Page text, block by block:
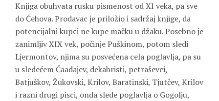
Knjiga obuhvata rusku pismenost od XI veka, pa sve
do Čehova. Prodavac je priložio i sadržaj knjige, da
potencijalni kupci ne kupe mačku u džaku. Posebno je
zanimljiv XIX vek, počinje Puškinom, potom sledi
Ljermontov, njima su posvećena cela poglavlja, pa su
u sledećem Čaadajev, dekabristi, petraševci,
Batjuškov, Žukovski, Krilov, Baratinski, Tjutčev, Krilov
i razni drugi pisci, onda slede poglavlja o Gogolju,